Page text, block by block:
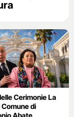
Cerimonie La
Comune di
Abate